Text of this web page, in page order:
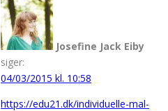
Josefine Jack Eiby
siger:
04/03/2015 kl. 10:58
https://edu21.dk/individuelle-mal-